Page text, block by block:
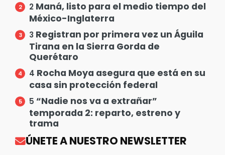
2 Maná, listo para el medio tiempo del
México-Inglaterra
3 Registran por primera vez un Águila
Tirana en la Sierra Gorda de
Querétaro
4 Rocha Moya asegura que está en su
casa sin protección federal
5 “Nadie nos va a extrañar”
temporada 2: reparto, estreno y
trama
ÚNETE A NUESTRO NEWSLETTER